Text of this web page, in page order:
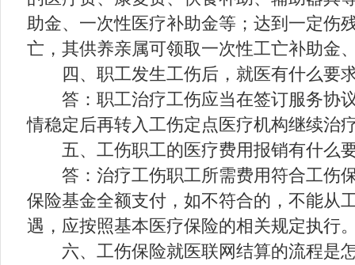
助金、一次性医疗补助金等；达到一定伤
亡，其供养亲属可领取一次性工亡补助金
四、职工发生工伤后，就医有什么要
答：职工治疗工伤应当在签订服务协
情稳定后再转入工伤定点医疗机构继续治
五、工伤职工的医疗费用报销有什么
答：治疗工伤职工所需费用符合工伤
保险基金全额支付，如不符合的，不能从
遇，应按照基本医疗保险的相关规定执行
六、工伤保险就医联网结算的流程是